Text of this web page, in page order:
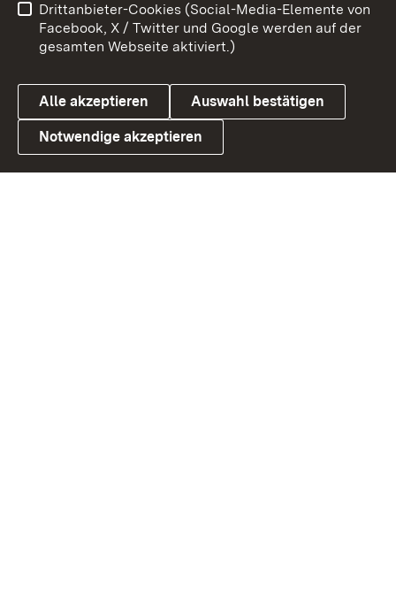
Link zum Landesportal
Benutzungshinweise
Barrierefreiheit
Datenschutz
Cookies
Drittanbieter-Cookies (Social-Media-Elemente von
Facebook, X / Twitter und Google werden auf der
gesamten Webseite aktiviert.)
Alle akzeptieren Auswahl bestätigen
Notwendige akzeptieren